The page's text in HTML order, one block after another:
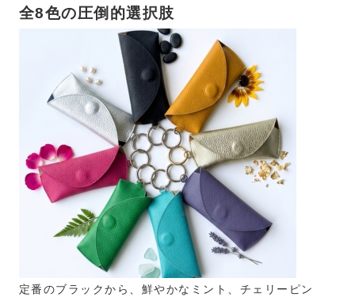
全8色の圧倒的選択肢
定番のブラックから、鮮やかなミント、チェリーピン